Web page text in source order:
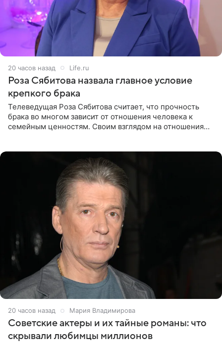
20 часов назад Life.ru
Роза Сябитова назвала главное условие
крепкого брака
Телеведущая Роза Сябитова считает, что прочность
брака во многом зависит от отношения человека к
семейным ценностям. Своим взглядом на отношения
20 часов назад Мария Владимирова
Советские актеры и их тайные романы: что
скрывали любимцы миллионов